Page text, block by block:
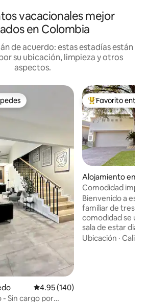
vacacionales mejor
en Colombia
de acuerdo: estas estadías están
su ubicación, limpieza y otros
aspectos.
Calificación promedio: 4.95 de
4.95 (140)
Sin cargo por
Favorito entre
Favorito entre
Alojamiento en
Comodidad
Bienvenido a
familiar de tres
comodidad se
sala de estar
espaciosa,
Ubicación ·